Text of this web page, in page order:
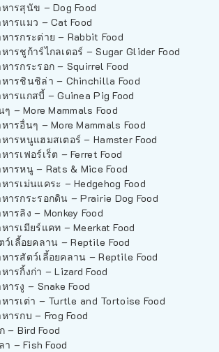
หารสุนัข – Dog Food
หารแมว – Cat Food
หารกระต่าย – Rabbit Food
หารชูก้าร์ไกลเดอร์ – Sugar Glider Food
หารกระรอก – Squirrel Food
หารชินชิล่า – Chinchilla Food
หารแกสบี้ – Guinea Pig Food
ๆ – More Mammals Food
หารอื่นๆ – More Mammals Food
หารหนูแฮมสเตอร์ – Hamster Food
ารเฟอร์เร็ต – Ferret Food
หารหนู – Rats & Mice Food
หารเม่นแคระ – Hedgehog Food
หารกระรอกดิน – Prairie Dog Food
ารลิง – Monkey Food
หารเมียร์แคท – Meerkat Food
ว์เลี้อยคลาน – Reptile Food
หารสัตว์เลี้อยคลาน – Reptile Food
ารกิ้งก่า – Lizard Food
ารงู – Snake Food
หารเต่า – Turtle and Tortoise Food
ารกบ – Frog Food
– Bird Food
า – Fish Food